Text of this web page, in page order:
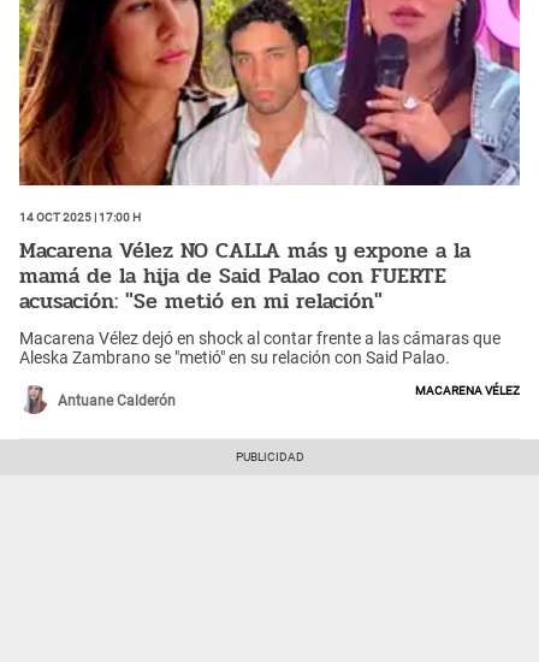
14 Oct 2025 | 17:00 h
Macarena Vélez NO CALLA más y expone a la
mamá de la hija de Said Palao con FUERTE
acusación: "Se metió en mi relación"
Macarena Vélez dejó en shock al contar frente a las cámaras que
Aleska Zambrano se "metió" en su relación con Said Palao.
Antuane Calderón
Macarena Vélez